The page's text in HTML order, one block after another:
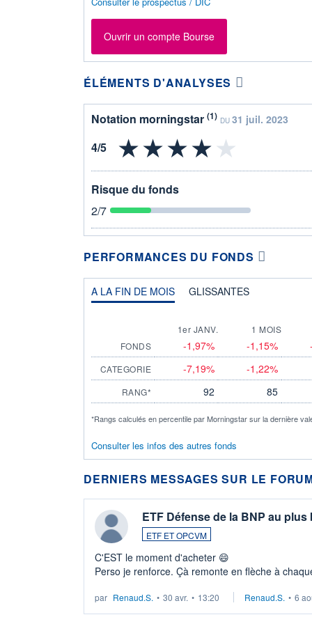
Ouvrir un compte Bourse
ÉLÉMENTS D'ANALYSES
Notation morningstar (1) DU 31 juil. 2023
Risque du fonds
2/7
PERFORMANCES DU FONDS
A LA FIN DE MOIS GLISSANTES
1er JANV.
1 MOIS
FONDS
-1,97% -1,15%
CATEGORIE -7,19% -1,22%
RANG* 92 85
*Rangs calculés en percentile par Morningstar sur la dernière
Consulter les infos des autres fonds
DERNIERS MESSAGES SUR LE
ETF Défense de la BNP au plus
ETF ET OPCVM
C'EST le moment d'acheter 😄​
Perso je renforce. Çà remonte en flèche à
par Renaud.S. • 30 avr. • 13:20 Renaud.S. • 6